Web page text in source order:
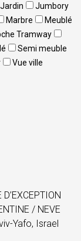
Jardin
Jumbory
Marbre
Meublé
Tramway
Semi meuble
Vue ville
/ NEVE
Yafo, Israel